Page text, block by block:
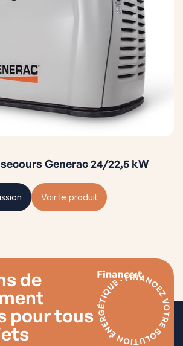
Generac 24/22,5 kW
Voir le produit
de
pour tous